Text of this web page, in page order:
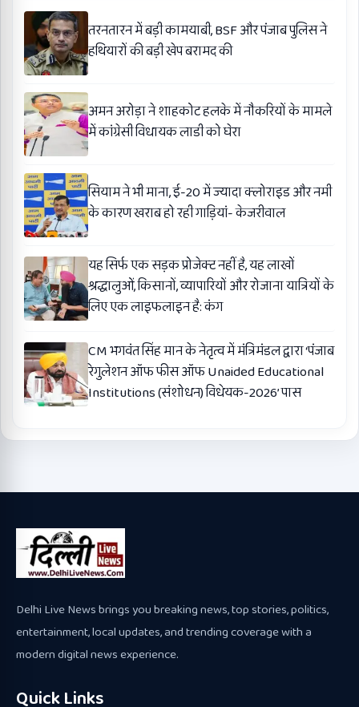
तरनतारन में बड़ी कामयाबी, BSF और पंजाब पुलिस ने
हथियारों की बड़ी खेप बरामद की
अमन अरोड़ा ने शाहकोट हलके में नौकरियों के मामले
में कांग्रेसी विधायक लाडी को घेरा
सियाम ने भी माना, ई-20 में ज्यादा क्लोराइड और नमी
के कारण खराब हो रही गाड़ियां- केजरीवाल
यह सिर्फ एक सड़क प्रोजेक्ट नहीं है, यह लाखों
श्रद्धालुओं, किसानों, व्यापारियों और रोजाना यात्रियों के
लिए एक लाइफलाइन है: कंग
CM भगवंत सिंह मान के नेतृत्व में मंत्रिमंडल द्वारा ‘पंजाब
रेगुलेशन ऑफ फीस ऑफ Unaided Educational
Institutions (संशोधन) विधेयक-2026’ पास
Delhi Live News brings you breaking news, top stories, politics,
entertainment, local updates, and trending coverage with a
modern digital news experience.
Quick Links